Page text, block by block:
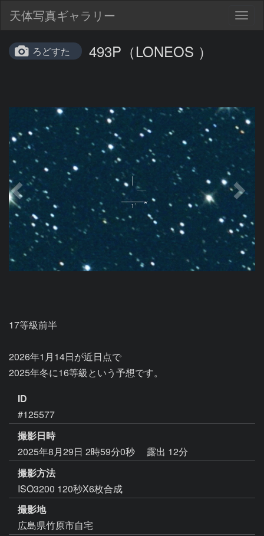
天体写真ギャラリー
ろどすた 493P（LONEOS ）
17等級前半
2026年1月14日が近日点で
2025年冬に16等級という予想です。
ID
#125577
撮影日時
2025年8月29日 2時59分0秒
露出 12分
撮影方法
ISO3200 120秒X6枚合成
撮影地
広島県竹原市自宅